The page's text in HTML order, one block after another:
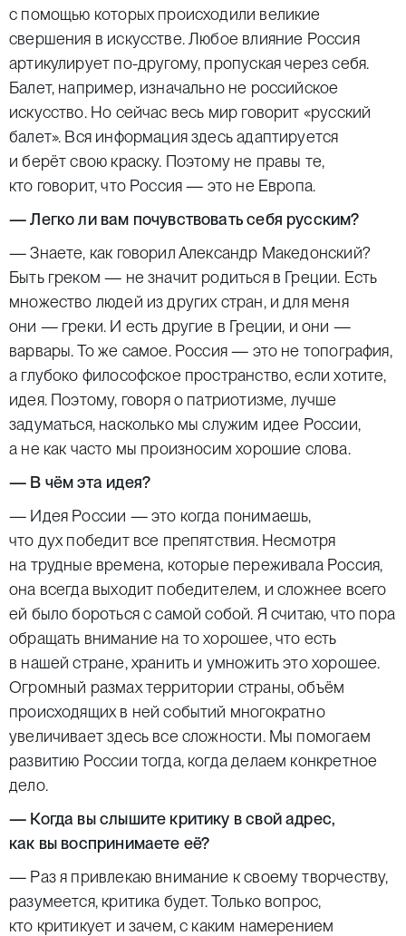
с помощью которых происходили великие
свершения в искусстве. Любое влияние Россия
артикулирует по-другому, пропуская через себя.
Балет, например, изначально не российское
искусство. Но сейчас весь мир говорит «русский
балет». Вся информация здесь адаптируется
и берёт свою краску. Поэтому не правы те,
кто говорит, что Россия — это не Европа.
— Легко ли вам почувствовать себя русским?
— Знаете, как говорил Александр Македонский?
Быть греком — не значит родиться в Греции. Есть
множество людей из других стран, и для меня
они — греки. И есть другие в Греции, и они —
варвары. То же самое. Россия — это не топография,
а глубоко философское пространство, если хотите,
идея. Поэтому, говоря о патриотизме, лучше
задуматься, насколько мы служим идее России,
а не как часто мы произносим хорошие слова.
— В чём эта идея?
— Идея России — это когда понимаешь,
что дух победит все препятствия. Несмотря
на трудные времена, которые переживала Россия,
она всегда выходит победителем, и сложнее всего
ей было бороться с самой собой. Я считаю, что пора
обращать внимание на то хорошее, что есть
в нашей стране, хранить и умножить это хорошее.
Огромный размах территории страны, объём
происходящих в ней событий многократно
увеличивает здесь все сложности. Мы помогаем
развитию России тогда, когда делаем конкретное
дело.
— Когда вы слышите критику в свой адрес,
как вы воспринимаете её?
— Раз я привлекаю внимание к своему творчеству,
разумеется, критика будет. Только вопрос,
кто критикует и зачем, с каким намерением